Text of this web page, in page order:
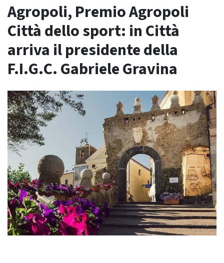
Agropoli, Premio Agropoli
Città dello sport: in Città
arriva il presidente della
F.I.G.C. Gabriele Gravina